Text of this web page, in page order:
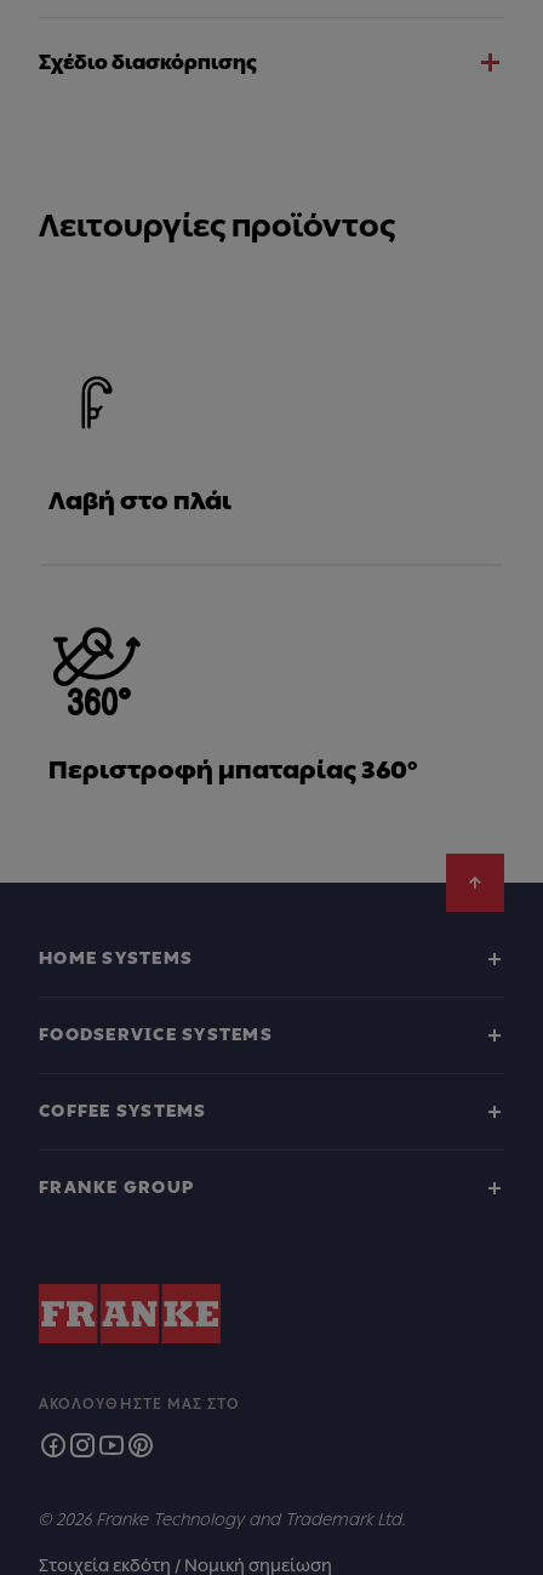
Σχέδιο διασκόρπισης
Λειτουργίες προϊόντος
Λαβή στο πλάι
Περιστροφή μπαταρίας 360°
HOME SYSTEMS
FOODSERVICE SYSTEMS
COFFEE SYSTEMS
FRANKE GROUP
ΑΚΟΛΟΥΘΉΣΤΕ ΜΑΣ ΣΤΟ
© 2026 Franke Technology and Trademark Ltd.
Στοιχεία εκδότη / Νομική σημείωση